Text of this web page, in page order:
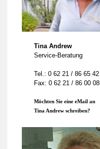
Tina Andrew
Service-Beratung
Tel.: 0 62 21 / 86 65 42
Fax: 0 62 21 / 86 00 08
Möchten Sie eine eMail an
Tina Andrew schreiben?